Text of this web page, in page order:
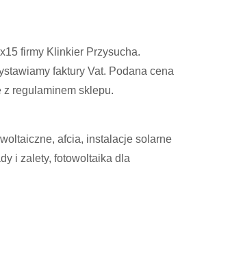
firmy Klinkier Przysucha.
faktury Vat. Podana cena
regulaminem sklepu.
afcia, instalacje solarne
i zalety, fotowoltaika dla